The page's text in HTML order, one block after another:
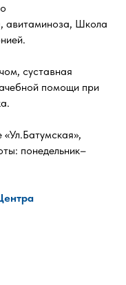
авитаминоза, Школа
суставная
помощи при
понедельник–